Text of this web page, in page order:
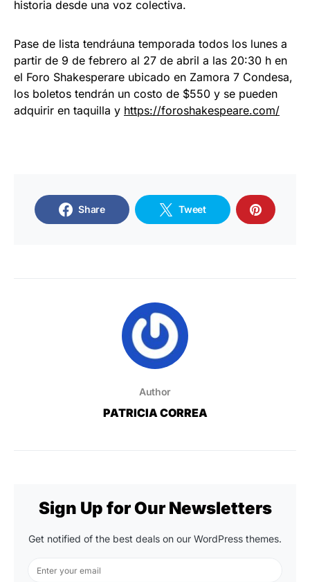
historia desde una voz colectiva.
Pase de lista tendráuna temporada todos los lunes a
partir de 9 de febrero al 27 de abril a las 20:30 h en
el Foro Shakesperare ubicado en Zamora 7 Condesa,
los boletos tendrán un costo de $550 y se pueden
adquirir en taquilla y https://foroshakespeare.com/
Share Tweet
Author
PATRICIA CORREA
Sign Up for Our Newsletters
Get notified of the best deals on our WordPress themes.